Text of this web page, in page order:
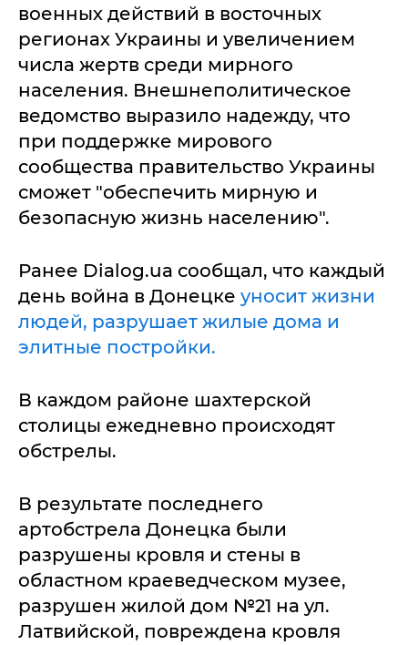
военных действий в восточных
регионах Украины и увеличением
числа жертв среди мирного
населения. Внешнеполитическое
ведомство выразило надежду, что
при поддержке мирового
сообщества правительство Украины
сможет "обеспечить мирную и
безопасную жизнь населению".
Ранее Dialog.ua сообщал, что каждый
день война в Донецке уносит жизни
людей, разрушает жилые дома и
элитные постройки.
В каждом районе шахтерской
столицы ежедневно происходят
обстрелы.
В результате последнего
артобстрела Донецка были
разрушены кровля и стены в
областном краеведческом музее,
разрушен жилой дом №21 на ул.
Латвийской, повреждена кровля